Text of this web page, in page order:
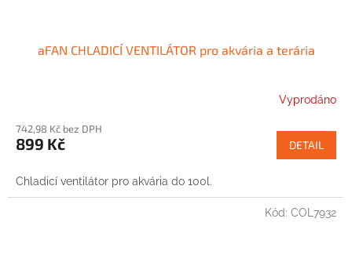
aFAN CHLADICÍ VENTILÁTOR pro akvária a terária
Vyprodáno
742,98 Kč bez DPH
899 Kč DETAIL
Chladicí ventilátor pro akvária do 100l.
Kód: COL7932